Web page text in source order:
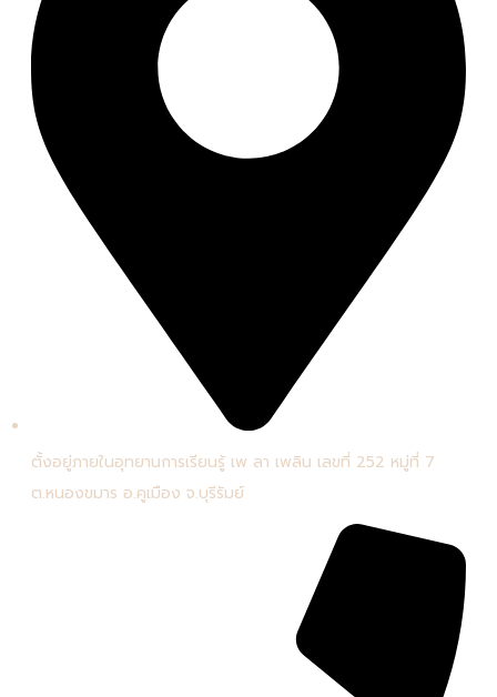
ตั้งอยู่ภายในอุทยานการเรียนรู้ เพ ลา เพลิน เลขที่ 252 หมู่ที่ 7
ต.หนองขมาร อ.คูเมือง จ.บุรีรัมย์